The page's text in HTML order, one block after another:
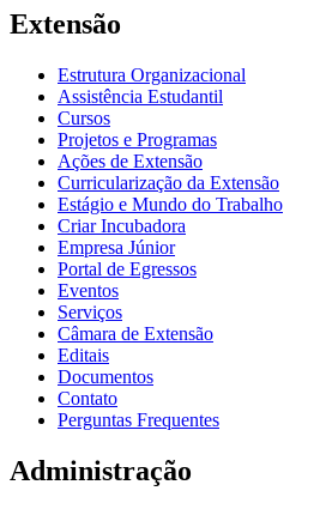
Extensão
Estrutura Organizacional
Assistência Estudantil
Cursos
Projetos e Programas
Ações de Extensão
Curricularização da Extensão
Estágio e Mundo do Trabalho
Criar Incubadora
Empresa Júnior
Portal de Egressos
Eventos
Serviços
Câmara de Extensão
Editais
Documentos
Contato
Perguntas Frequentes
Administração